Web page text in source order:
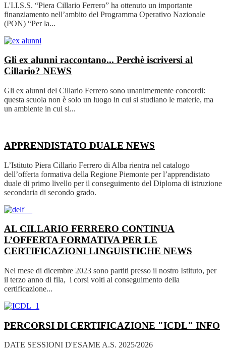
L'I.I.S.S. “Piera Cillario Ferrero” ha ottenuto un importante
finanziamento nell’ambito del Programma Operativo Nazionale
(PON) “Per la...
Gli ex alunni raccontano... Perchè iscriversi al
Cillario? NEWS
Gli ex alunni del Cillario Ferrero sono unanimemente concordi:
questa scuola non è solo un luogo in cui si studiano le materie, ma
un ambiente in cui si...
APPRENDISTATO DUALE NEWS
L’Istituto Piera Cillario Ferrero di Alba rientra nel catalogo
dell’offerta formativa della Regione Piemonte per l’apprendistato
duale di primo livello per il conseguimento del Diploma di istruzione
secondaria di secondo grado.
AL CILLARIO FERRERO CONTINUA
L’OFFERTA FORMATIVA PER LE
CERTIFICAZIONI LINGUISTICHE NEWS
Nel mese di dicembre 2023 sono partiti presso il nostro Istituto, per
il terzo anno di fila, i corsi volti al conseguimento della
certificazione...
PERCORSI DI CERTIFICAZIONE "ICDL" INFO
DATE SESSIONI D'ESAME A.S. 2025/2026